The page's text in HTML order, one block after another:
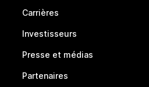
Carrières
Investisseurs
Presse et médias
Partenaires